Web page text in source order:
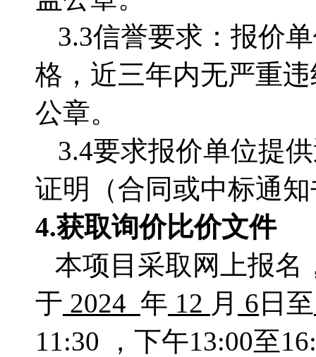
3.3信誉要求：报价
格，近三年内无严重
公章。
3.4要求报价单位提
证明（合同或中标通
4.获取询价比价文件
本项目采取网上报名
于 2024 年 12 月 6 日至
11:30 ，下午13:00至